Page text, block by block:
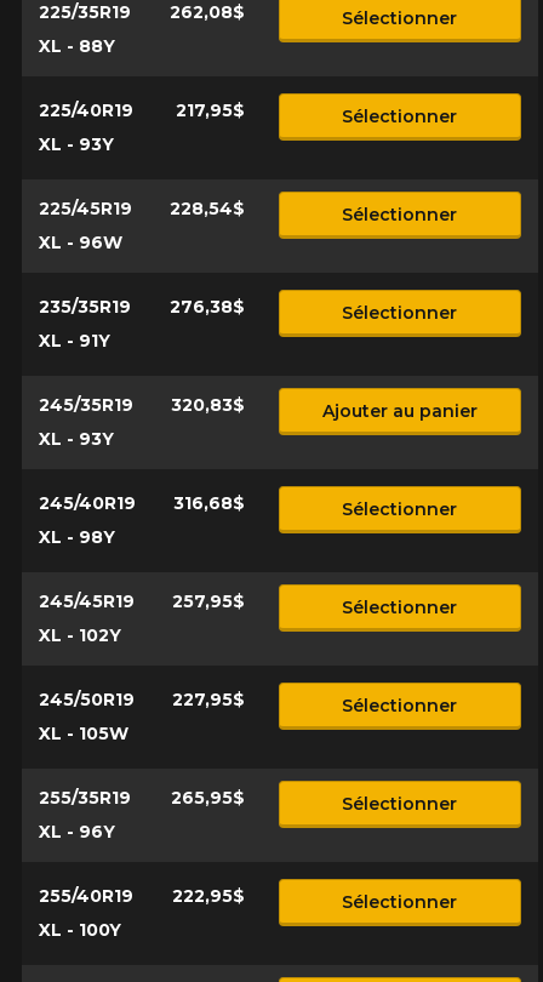
225/35R19
XL - 88Y
262,08$ Sélectionner
225/40R19
XL - 93Y
217,95$ Sélectionner
225/45R19
XL - 96W
228,54$ Sélectionner
235/35R19
XL - 91Y
276,38$ Sélectionner
245/35R19
XL - 93Y
320,83$ Ajouter au panier
245/40R19
XL - 98Y
316,68$ Sélectionner
245/45R19
XL - 102Y
257,95$ Sélectionner
245/50R19
XL - 105W
227,95$ Sélectionner
255/35R19
XL - 96Y
265,95$ Sélectionner
255/40R19
XL - 100Y
222,95$ Sélectionner